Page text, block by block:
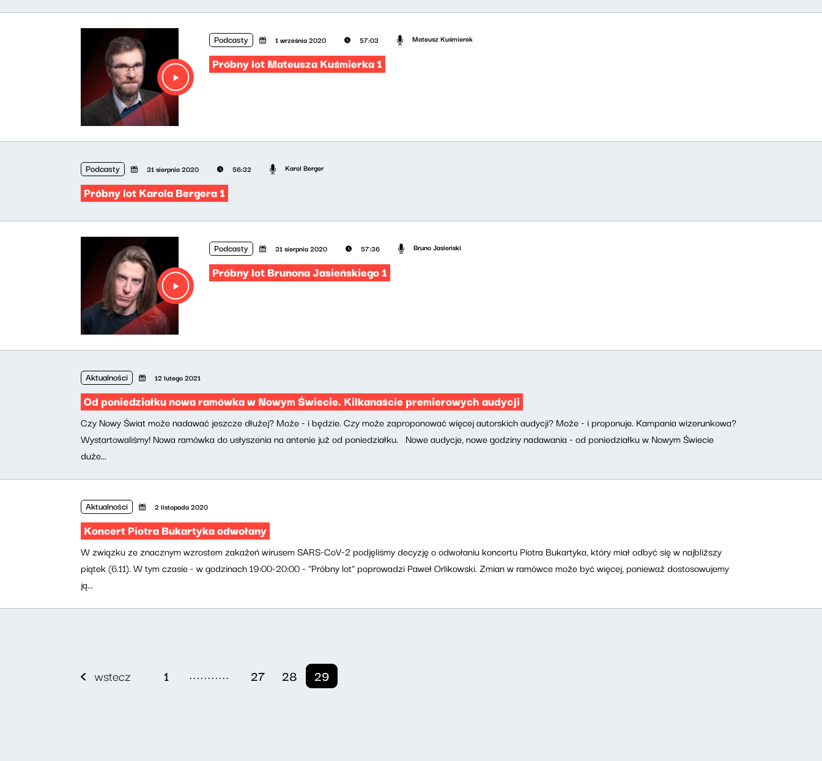
Podcasty 1 września 2020 57:03 Mateusz Kuśmierek
Próbny lot Mateusza Kuśmierka 1
Podcasty 31 sierpnia 2020 56:32 Karol Berger
Próbny lot Karola Bergera 1
Podcasty 31 sierpnia 2020 57:36 Bruno Jasieński
Próbny lot Brunona Jasieńskiego 1
Aktualności 12 lutego 2021
Od poniedziałku nowa ramówka w Nowym Świecie. Kilkanaście premierowych audycji
Czy Nowy Świat może nadawać jeszcze dłużej? Może - i będzie. Czy może zaproponować więcej autorskich audycji? Może - i proponuje. Kampania wizerunkowa?
Wystartowaliśmy! Nowa ramówka do usłyszenia na antenie już od poniedziałku. Nowe audycje, nowe godziny nadawania - od poniedziałku w Nowym Świecie
duże...
Aktualności 2 listopada 2020
Koncert Piotra Bukartyka odwołany
W związku ze znacznym wzrostem zakażeń wirusem SARS-CoV-2 podjęliśmy decyzję o odwołaniu koncertu Piotra Bukartyka, który miał odbyć się w najbliższy
piątek (6.11). W tym czasie - w godzinach 19:00-20:00 - "Próbny lot" poprowadzi Paweł Orlikowski. Zmian w ramówce może być więcej, ponieważ dostosowujemy
ją...
wstecz 1 ........... 27 28 29